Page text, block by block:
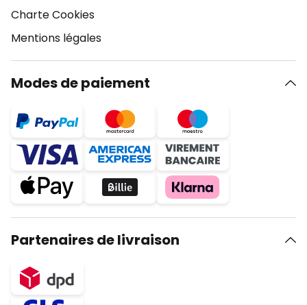
Charte Cookies
Mentions légales
Modes de paiement
Partenaires de livraison